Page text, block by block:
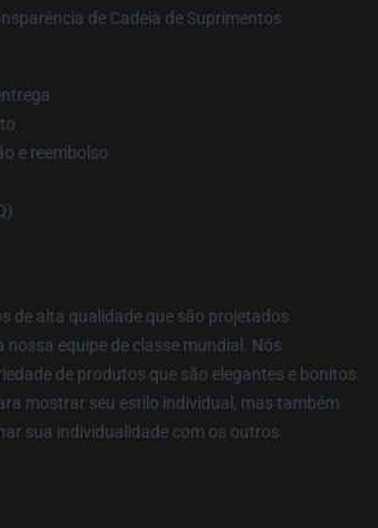
de Cadeia de Suprimentos
e reembolso
de alta qualidade que são projetados
nossa equipe de classe mundial. Nós
de produtos que são elegantes e bonitos.
mostrar seu estilo individual, mas também
sua individualidade com os outros.